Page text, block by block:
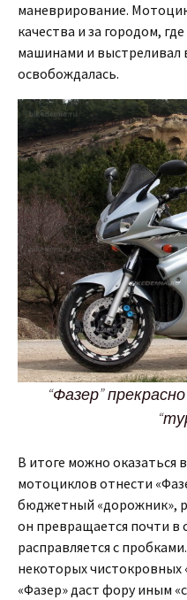
маневрирование.
качества и за городом,
машинами и выстреливал
освобождалась.
“Фазер”
В итоге можно оказаться
мотоциклов отнести
бюджетный «дорожник»,
он превращается почти в
расправляется с
некоторых чистокровных
«Фазер» даст фору иным